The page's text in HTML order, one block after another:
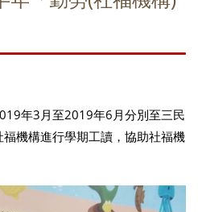
年3月至2019年6月分別至三民
機構進行學期工讀，協助社福機